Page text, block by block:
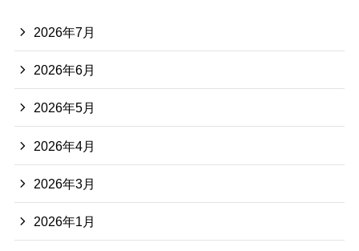
2026年7月
2026年6月
2026年5月
2026年4月
2026年3月
2026年1月